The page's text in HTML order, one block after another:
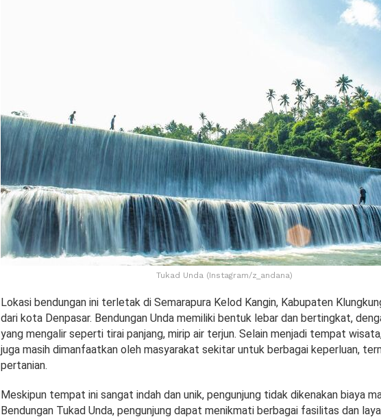
Tukad Unda (Instagram/z_andana)
Lokasi bendungan ini terletak di Semarapura Kelod Kangin, Kabupaten
dari kota Denpasar. Bendungan Unda memiliki bentuk lebar dan bertingkat,
yang mengalir seperti tirai panjang, mirip air terjun. Selain menjadi tempat
juga masih dimanfaatkan oleh masyarakat sekitar untuk berbagai keperluan,
pertanian.
Meskipun tempat ini sangat indah dan unik, pengunjung tidak dikenakan biaya
Bendungan Tukad Unda, pengunjung dapat menikmati berbagai fasilitas dan